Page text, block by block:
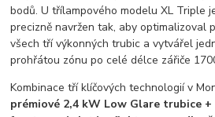
bodů. U třílampového modelu XL Triple
precizně navržen tak, aby optimalizoval
všech tří výkonných trubic a vytvářel
prohřátou zónu po celé délce zářiče
Kombinace tří klíčových technologií v
prémiové 2,4 kW Low Glare trubice